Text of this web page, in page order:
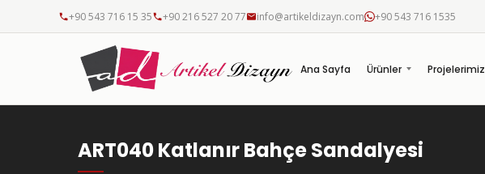
+90 543 716 15 35 +90 216 527 20 77 info@artikeldizayn.com +90 543 716 1535
Ana Sayfa Ürünler Projelerimiz
ART040 Katlanır Bahçe Sandalyesi